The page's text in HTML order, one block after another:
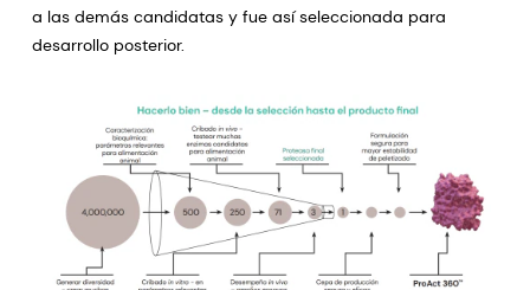
a las demás candidatas y fue así seleccionada para
desarrollo posterior.